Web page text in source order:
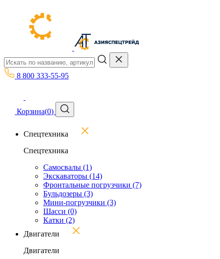
8 800 333-55-95
Корзина(0)
Спецтехника
Спецтехника
Самосвалы (1)
Экскаваторы (14)
Фронтальные погрузчики (7)
Бульдозеры (3)
Мини-погрузчики (3)
Шасси (0)
Катки (2)
Двигатели
Двигатели